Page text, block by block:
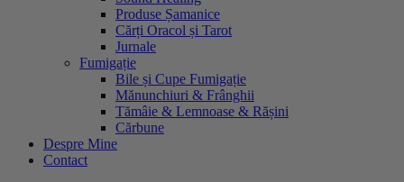
Produse Șamanice
Cărți Oracol și Tarot
Jurnale
Fumigație
Bile și Cupe Fumigație
Mănunchiuri & Frânghii
Tămâie & Lemnoase & Rășini
Cărbune
Despre Mine
Contact